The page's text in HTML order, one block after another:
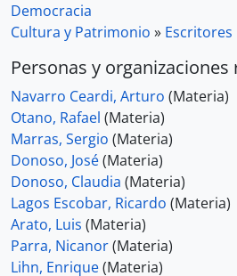
Democracia
Cultura y Patrimonio » Escritores
Personas y organizaciones
Navarro Ceardi, Arturo (Materia)
Otano, Rafael (Materia)
Marras, Sergio (Materia)
Donoso, José(Materia)
Donoso, Claudia (Materia)
Lagos Escobar, Ricardo (Materia)
Arato, Luis (Materia)
Parra, Nicanor(Materia)
Lihn, Enrique(Materia)